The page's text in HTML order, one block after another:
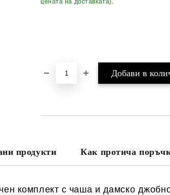
цената на доставката).
продукти Как протича
комплект с чаша и дамско